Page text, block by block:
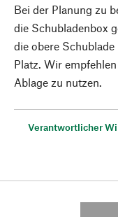
Bei der Planung zu
die Schubladenbox
die obere
Platz. Wir
Ablage zu nutzen.
Verantwortlicher